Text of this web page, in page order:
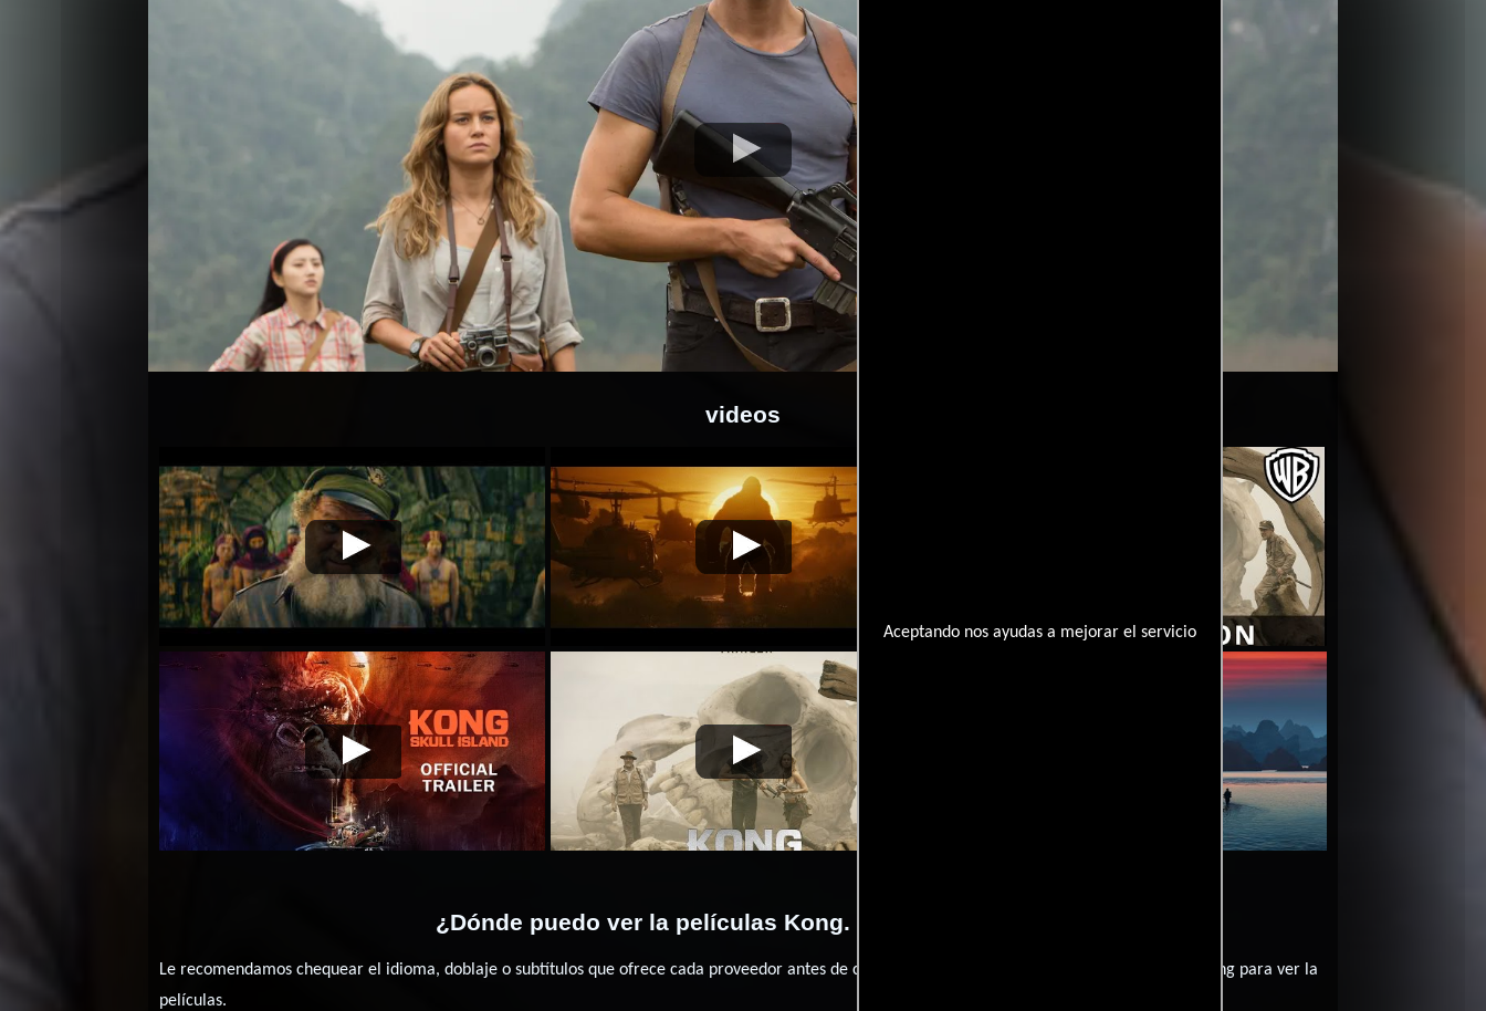
Aceptando nos ayudas a mejorar el servicio
videos
Kong. La Isla
Calavera
Video de la película Kong. La
Isla Calavera
2017-
03-09
Kong. La Isla
Calavera
Video de la película Kong. La
Isla Calavera
Video de la película Kong. La
2017-
03-09
Kong. La Isla
Calavera
Video de la película Kong. La
Isla Calavera
2017-
03-09
Kong. La Isla
Calavera
Video de la película Kong. La
Isla Calavera
Video de la película Kong. La
2017-
03-09
¿Dónde puedo ver la películas Kong. La Isla Calavera?
Le recomendamos chequear el idioma, doblaje o subtítulos que ofrece cada proveedor antes de comprar, alquilar o contratar un servicio de streming para ver la
películas.